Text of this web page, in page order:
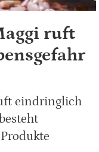
ruft
eindringlich